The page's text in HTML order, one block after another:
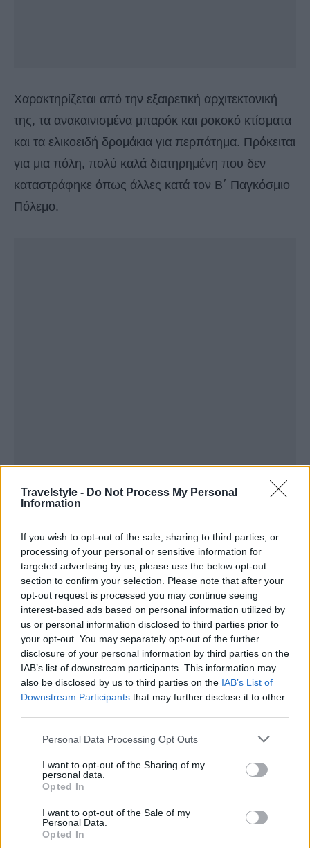
Travelstyle - Do Not Process My Personal
Information
If you wish to opt-out of the sale, sharing to third parties, or
processing of your personal or sensitive information for
targeted advertising by us, please use the below opt-out
section to confirm your selection. Please note that after your
opt-out request is processed you may continue seeing
interest-based ads based on personal information utilized by
us or personal information disclosed to third parties prior to
your opt-out. You may separately opt-out of the further
disclosure of your personal information by third parties on the
IAB’s list of downstream participants. This information may
also be disclosed by us to third parties on the IAB’s List of
Downstream Participants that may further disclose it to other
Please note that this website/app uses one or more Google
not limited to your visit or usage behaviour. You may click to
grant or deny consent to Google and its third-party tags to
use your data for below specified purposes in below Google
consent section.
Personal Data Processing Opt Outs
I want to opt-out of the Sharing of my
personal data.
Opted In
I want to opt-out of the Sale of my
Personal Data.
Opted In
Χαρακτηρίζεται από την εξαιρετική αρχιτεκτονική
της, τα ανακαινισμένα μπαρόκ και ροκοκό κτίσματα
και τα ελικοειδή δρομάκια για περπάτημα. Πρόκειται
για μια πόλη, πολύ καλά διατηρημένη που δεν
καταστράφηκε όπως άλλες κατά τον Β΄ Παγκόσμιο
Πόλεμο.
Μια ξενάγηση στις πιο όμορφες
γωνιές της
Ξεκινώντας με μια βόλτα στην πλατεία
Δημαρχείο της Πράγας, το διάσημο Αστρονομικό